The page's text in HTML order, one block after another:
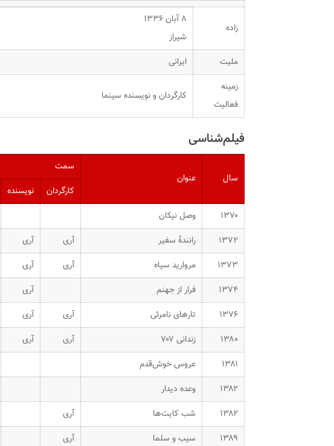
زاده
۸ آبان ۱۳۳۶
شیراز
ملیت
ایرانی
زمینه
فعالیت
کارگردان و نویسنده سینما
فیلم‌شناسی
سال عنوان
سمت
کارگردان
نویسنده
۱۳۷۰
وصل نیکان
۱۳۷۲
رانندهٔ سفیر آری آری
۱۳۷۳
مروارید سیاه آری آری
۱۳۷۴
فرار از جهنم
آری
۱۳۷۶
تارهای نامرئی آری آری
۱۳۸۰
زندانی ۷۰۷ آری آری
۱۳۸۱
عروس خوش‌قدم
۱۳۸۲
وعده دیدار
۱۳۸۲
شب کایت‌ها آری
۱۳۸۹
سیب و سلما
آری